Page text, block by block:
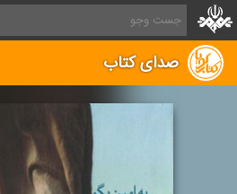
صدای کتاب